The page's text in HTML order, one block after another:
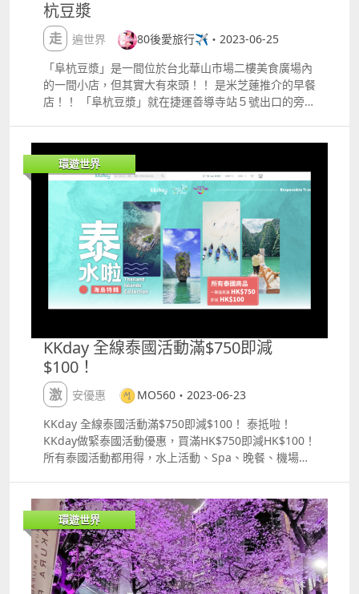
然選擇60分鐘才夠！收據上會顯示返還船的時間，票據
在划船結束後要歸還。 ​ 划船其實也不難，之前在日本
也划過好幾次。但櫻花季期間河道上船隻較多，要注意
不要夾到手。 在河道中間有一棵比較大而且靠近水面的
櫻花樹，大家都會集中停在這裡拍照。櫻花從陸地一直
延伸至河面，伸手可及。 ​ 護城河長約700米，兩邊都種
改真人電影的教科書級作品。導演準確拿捏到原著本身
的世界觀、以及掌握粉絲對角色的感情寄託，可見導演
本身也是漫畫的粉絲。 可惜優秀的真人化電影太少，對
粉絲來說，不要把喜愛的作品真人化，已經是對原著最
大的尊重，有點像《金閣寺》，美好的事物應該長存心
中，而不是壓榨最後一點價值。
杭豆漿
走遍世界
80後愛旅行✈️・2023-06-25
「阜杭豆漿」是一間位於台北華山市場二樓美食廣場內
的一間小店，但其實大有來頭！！ 是米芝蓮推介的早餐
店！！ 「阜杭豆漿」就在捷運善導寺站５號出口的旁邊
就來排隊，要不就是早上８點前就要到， 因為前一晚剛
下飛機，確實不想一大早起來，所以我就反其道而行，
當天早上1130才到善導寺站 本著吃到就吃，賣還就走
的心態 結果我從捷運站上來，還在排啊！！有希望
了！！ 排了不到半個小時就來到２樓了 「阜杭豆漿」
始終是在美食廣場內，為了排隊不影響到別人，還有專
門的示意圖。 台北華山市場的美食廣場，目測80％的
客人都是在吃「阜杭豆漿」。 餐牌 「阜杭豆漿」的動
線是先點飲料 rarr; 再點吃的 rarr; 最後結帳 記得要預
先想好要吃什麼，排到的時候直接點餐，不要到時候再
蛋、焦糖甜餅 「鹹豆漿」NTD 40 「鹹豆漿」是這裡的
必點之選！雖然在台灣住過四年，但其實我也沒嚐過鹹
豆漿 鹹豆漿吃起來很像豆花，但是鹹的，再配上油條一
起吃，口感更好！ 「冰豆漿」NTD 30 「冰豆漿」相對
沒什麼特別，但也是蠻滑的，也不會很甜。 「厚餅夾
蛋」NTD 50 外皮有點略厚，比較韌，喜歡韌韌口感的
朋友推薦這個！ 但如果給我再選一次的話我會點薄餅夾
蛋，口感應該會比較鬆脆，比較適合我。 「焦糖甜餅」
很回味！！ 阜杭豆漿 阜杭豆漿：台北中正區忠孝東路
一段108號2樓28號 （華山市場２樓） 886 2 2392
2175 05301230 週一休息 台北捷運善導寺站5號出口
httpsguide.michelin.comtwzh_TWtaipeiregiontaip
eirestaurantfuhangsoymilk
環遊世界
KKday 全線泰國活動滿$750即減
$100！
激安優惠
MO560・2023-06-23
KKday 全線泰國活動滿$750即減$100！ 泰抵啦！
KKday做緊泰國活動優惠，買滿HK$750即減HK$100！
所有泰國活動都用得，水上活動、Spa、晚餐、機場接
8月31日前使用，記得要將賬號設定香港地區先用得。
KKday指定網站攞優惠碼：bit.ly56023061 即刻Save
低呢個QR Code！而家買又得，之後買又得！ 緊貼最
新最潮澳門信用卡、飛行里數、旅遊資訊，記得讚好
MO560的Facebook！ 喜歡小編的文章嗎？比個Like支
環遊世界